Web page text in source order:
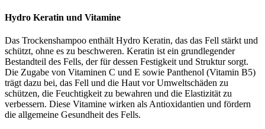
Hydro Keratin und Vitamine
Das Trockenshampoo enthält Hydro Keratin, das das Fell stärkt und
schützt, ohne es zu beschweren. Keratin ist ein grundlegender
Bestandteil des Fells, der für dessen Festigkeit und Struktur sorgt.
Die Zugabe von Vitaminen C und E sowie Panthenol (Vitamin B5)
trägt dazu bei, das Fell und die Haut vor Umweltschäden zu
schützen, die Feuchtigkeit zu bewahren und die Elastizität zu
verbessern. Diese Vitamine wirken als Antioxidantien und fördern
die allgemeine Gesundheit des Fells.